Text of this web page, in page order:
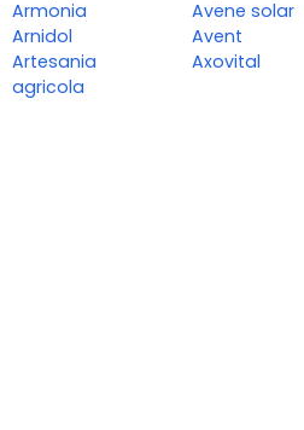
Armonia
Arnidol
Artesania
agricola
Avene solar
Avent
Axovital